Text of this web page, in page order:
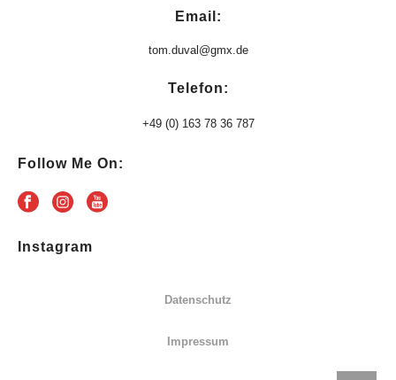
Email:
tom.duval@gmx.de
Telefon:
+49 (0) 163 78 36 787
Follow Me On:
Instagram
Datenschutz
Impressum